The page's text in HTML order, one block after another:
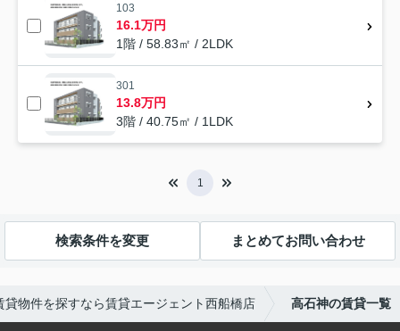
103
16.1万円
1階 / 58.83㎡ / 2LDK
301
13.8万円
3階 / 40.75㎡ / 1LDK
1
検索条件を変更 まとめてお問い合わせ
貸物件を探すなら賃貸エージェント西船橋店 高石神の賃貸一覧